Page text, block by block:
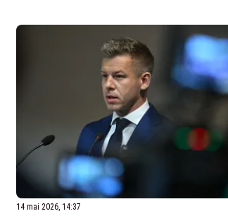
14 mai 2026, 14:37